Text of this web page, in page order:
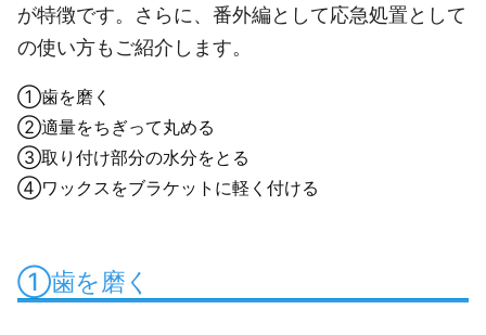
が特徴です。さらに、番外編として応急処置として
の使い方もご紹介します。
①歯を磨く
②適量をちぎって丸める
③取り付け部分の水分をとる
④ワックスをブラケットに軽く付ける
①歯を磨く